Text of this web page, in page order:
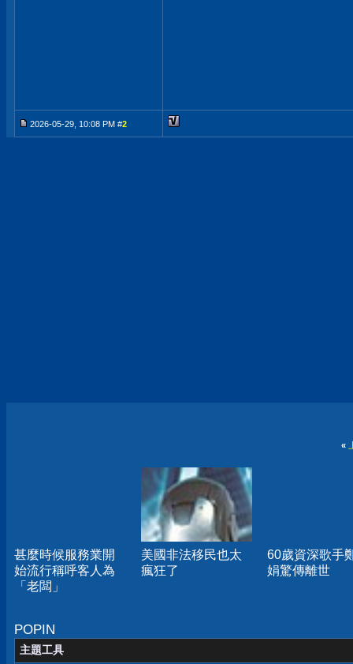
2026-05-29, 10:08 PM #2
«
甚麼時候服務業開
始流行稱呼客人為
「老闆」
美國非法移民也太
瘋狂了
60歲資深歌手
娟驚傳離世
POPIN
主題工具